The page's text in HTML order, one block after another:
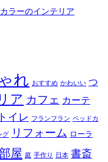
ラーのインテリア
れ おすすめ かわいい つ
ア カフェ カーテ
トイレ フランフラン ベッドカ
グ リフォーム ローラ
屋 庭 手作り 日本 書斎